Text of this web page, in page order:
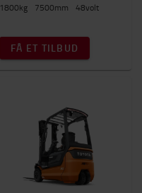
1800kg 7500mm 48volt
FÅ ET TILBUD